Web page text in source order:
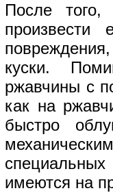
После
куски.
ржавчины с
как на
быстро
имеются на